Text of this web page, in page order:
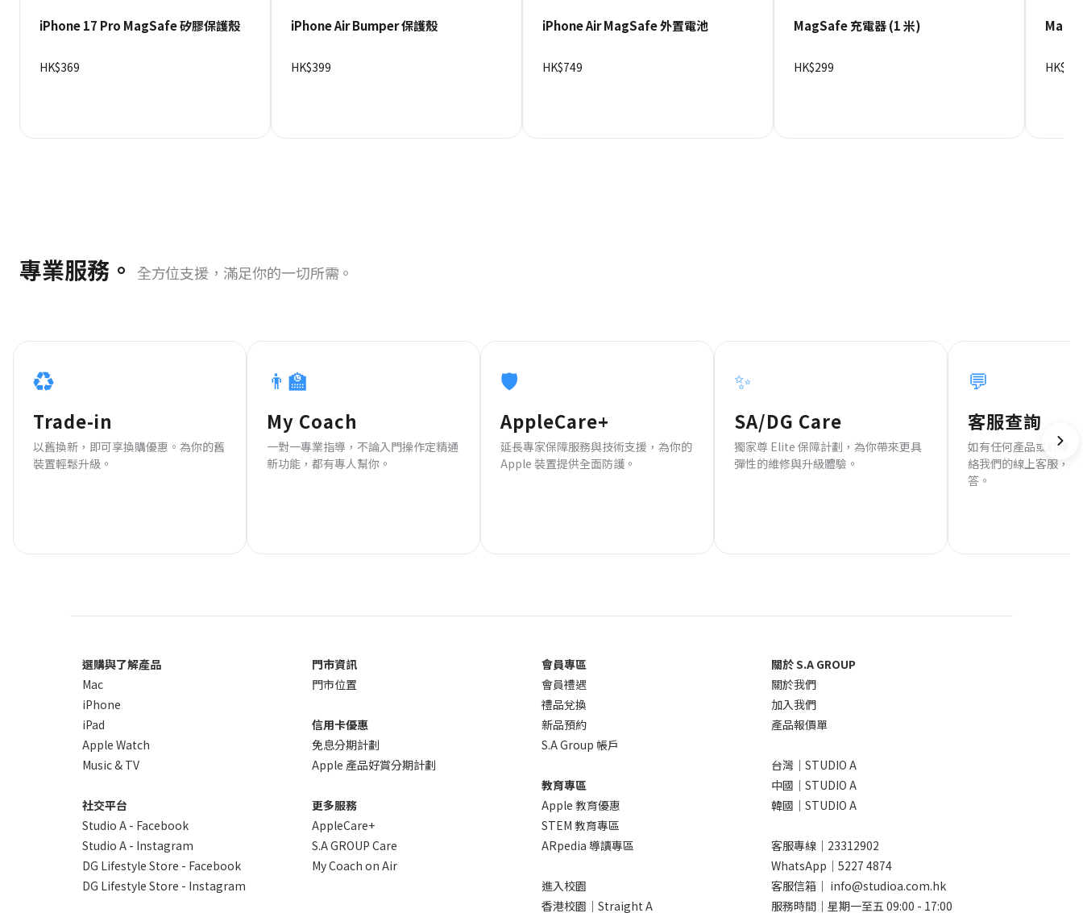
iPhone 17 Pro MagSafe 矽膠保護殼
HK$369
iPhone Air Bumper 保護殼
HK$399
iPhone Air MagSafe 外置電池
HK$749
MagSafe 充電器 (1 米)
HK$299
Magic
專業服務。 全方位支援，滿足你的一切所需。
♻️
Trade-in
以舊換新，即可享換購優惠。為你的舊
裝置輕鬆升級。
👨‍🏫
My Coach
一對一專業指導，不論入門操作定精通
新功能，都有專人幫你。
🛡️
AppleCare+
延長專家保障服務與技術支援，為你的
Apple 裝置提供全面防護。
✨
SA/DG Care
獨家尊 Elite 保障計劃，為你帶來更具
彈性的維修與升級體驗。
💬
客服查詢
如有任何產品或訂單
絡我們的線上客服，
答。
選購與了解產品
Mac
iPhone
iPad
Apple Watch
Music & TV
社交平台
Studio A - Facebook
Studio A - Instagram
DG Lifestyle Store - Facebook
DG Lifestyle Store - Instagram
門市資訊
門市位置
信用卡優惠
免息分期計劃
Apple 產品好賞分期計劃
更多服務
AppleCare+
S.A GROUP Care
My Coach on Air
會員專區
會員禮遇
禮品兌換
新品預約
S.A Group 帳戶
教育專區
Apple 教育優惠
STEM 教育專區
ARpedia 導讀專區
進入校園
香港校園｜Straight A
關於 S.A GROUP
關於我們
加入我們
產品報價單
台灣｜STUDIO A
中國｜STUDIO A
韓國｜STUDIO A
客服專線｜23312902
WhatsApp｜ 5227 4874
客服信箱｜ info@studioa.com.hk
服務時間｜星期一至五 09:00 - 17:00